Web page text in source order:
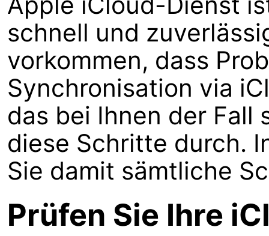
schnell und
vorkommen, dass
Synchronisation via
das bei Ihnen der Fall
diese Schritte durch.
Sie damit sämtliche
Prüfen Sie Ihre